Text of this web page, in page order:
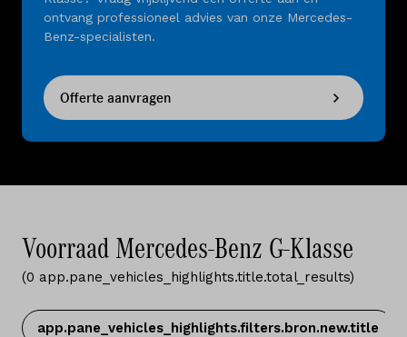
ontvang professioneel advies van onze Mercedes-
Benz-specialisten.
Offerte aanvragen
Voorraad Mercedes-Benz G-Klasse
(0 app.pane_vehicles_highlights.title.total_results)
app.pane_vehicles_highlights.filters.bron.new.title